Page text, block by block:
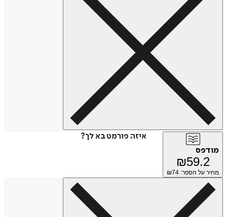
איזה פורמט בא לך?
מודפס
₪59.2
מחיר על הספר: ₪ 74